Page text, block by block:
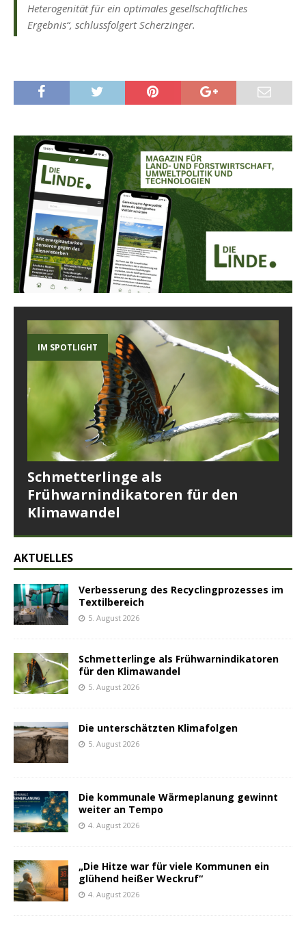
Heterogenität für ein optimales gesellschaftliches
Ergebnis“, schlussfolgert Scherzinger.
IM SPOTLIGHT
Schmetterlinge als
Frühwarnindikatoren für den
Klimawandel
AKTUELLES
Verbesserung des Recyclingprozesses im
Textilbereich
5. August 2026
Schmetterlinge als Frühwarnindikatoren
für den Klimawandel
5. August 2026
Die unterschätzten Klimafolgen
5. August 2026
Die kommunale Wärmeplanung gewinnt
weiter an Tempo
4. August 2026
„Die Hitze war für viele Kommunen ein
glühend heißer Weckruf“
4. August 2026